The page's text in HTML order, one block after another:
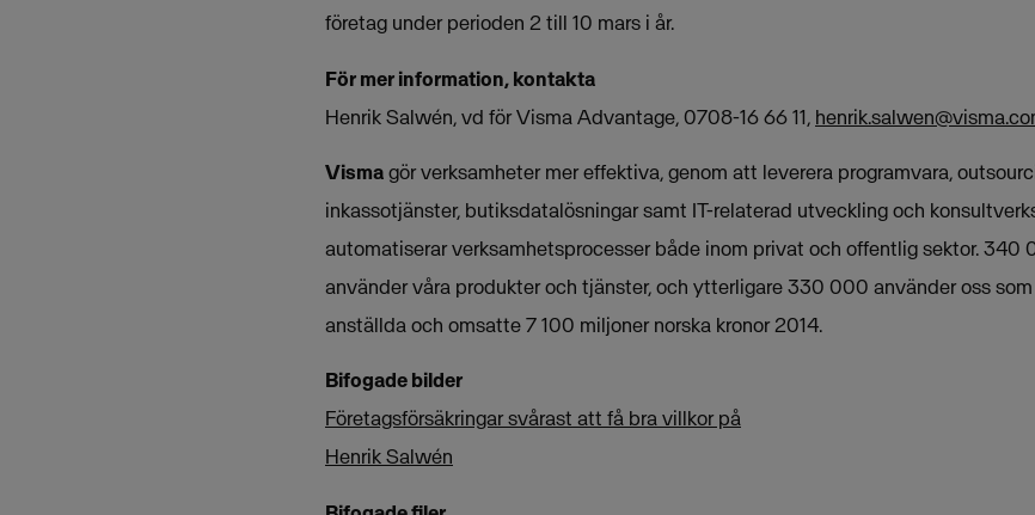
företag under perioden 2 till 10 mars i år.
För mer information, kontakta
Henrik Salwén, vd för Visma Advantage, 0708-16 66 11,
Vismagör verksamheter mer effektiva, genom att leverera programvara,
inkassotjänster, butiksdatalösningar samt IT-relaterad utveckling och
automatiserar verksamhetsprocesser både inom privat och offentlig sektor. 340
använder våra produkter och tjänster, och ytterligare 330 000 använder oss
anställda och omsatte 7 100 miljoner norska kronor 2014.
Bifogade bilder
Företagsförsäkringar svårast att få bra villkor på
Henrik Salwén